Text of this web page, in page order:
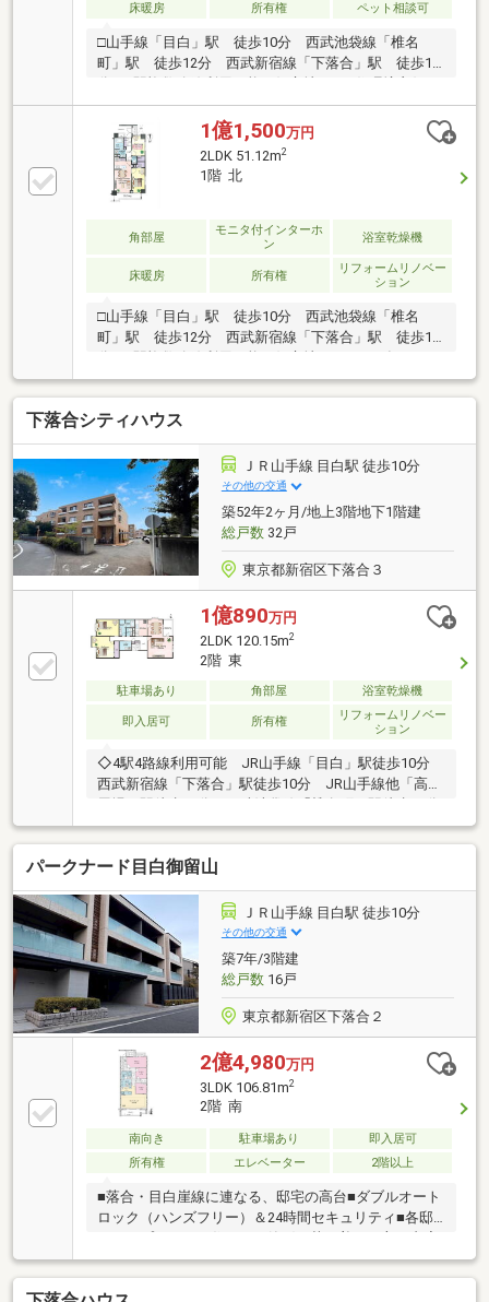
床暖房 所有権 ペット相談可
□山手線「目白」駅 徒歩10分 西武池袋線「椎名
町」駅 徒歩12分 西武新宿線「下落合」駅 徒歩13
□2019年6月築 （株）オープンハウス・ディブロップ
メント旧分譲□充実したセキュリティ 24時間セキュ
リティ モニター付オートロック モニター付インタ
ーホン 防犯カメラ、防犯センサー□24時間ごみ出し
可能□ペット飼育可能（細則有）■全居室に開口部があ
ら暖まる床暖房有■使いやすい間取り
1億1,500万円
2LDK 51.12m2
1階 北
角部屋
モニタ付インターホ
ン
浴室乾燥機
床暖房 所有権
リフォームリノベー
ション
□山手線「目白」駅 徒歩10分 西武池袋線「椎名
町」駅 徒歩12分 西武新宿線「下落合」駅 徒歩13
築 （株）オープンハウス・ディブロップメント旧分
譲□充実したセキュリティ□24時間ごみ出し可能□ペッ
ト飼育可能（細則有）■内装リフォーム(2026年8月完
了) ・キッチンコンロ、水栓交換 ・クロス、フロア
タイル交換 ・シャワートイレ交換 ・全室照明器具
設置 ・洗濯水栓、防水パン交換 ・浴室水栓交換他
■全居室に開口部あり、通風良好■収納力の高い
2WIC■LD部分には足元から暖まる床暖房有■ペット飼
育(細則有)
下落合シティハウス
ＪＲ山手線 目白駅 徒歩10分
その他の交通
築52年2ヶ月/地上3階地下1階建
総戸数32戸
東京都新宿区下落合３
1億890万円
2LDK 120.15m2
2階 東
駐車場あり 角部屋 浴室乾燥機
即入居可 所有権
リフォームリノベー
ション
◇4駅4路線利用可能 JR山手線「目白」駅徒歩10分
西武新宿線「下落合」駅徒歩10分 JR山手線他「高田
馬場」駅徒歩14分 西武池袋線「椎名町」駅徒歩13分
◇1フロア2住戸に1台のエレベーター設置◇ホテルラ
イクな内廊下設計◆120㎡超のゆとりある3方角住戸◆
専用トランクルームあり◆平置き駐車場空き有(2026
年7月24日現在、空2台)◆リフォーム履歴あり 2015
年 浴室・洗面・トイレ新規交換、床一部交換、クロ
ス貼替 2026年7月 キッチンコンログリル・レンジ
フード交換、ハウスクリーニング実施
パークナード目白御留山
ＪＲ山手線 目白駅 徒歩10分
その他の交通
築7年/3階建
総戸数16戸
東京都新宿区下落合２
2億4,980万円
3LDK 106.81m2
2階 南
南向き 駐車場あり
即入居可
所有権
エレベーター 2階以上
■落合・目白崖線に連なる、邸宅の高台■ダブルオート
ロック（ハンズフリー）＆24時間セキュリティ■各邸
へのアプローチは住まいの静穏な落ち着きを守る内廊
下■南東角住戸